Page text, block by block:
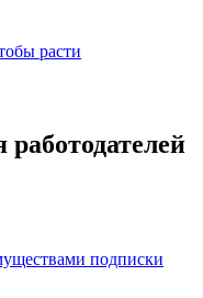
расти
подписки